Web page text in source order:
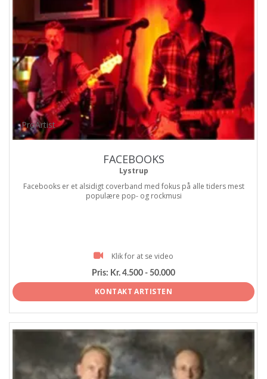
ProArtist
FACEBOOKS
Lystrup
Facebooks er et alsidigt coverband med fokus på alle tiders mest
populære pop- og rockmusi
Klik for at se video
Pris: Kr. 4.500 - 50.000
KONTAKT ARTISTEN